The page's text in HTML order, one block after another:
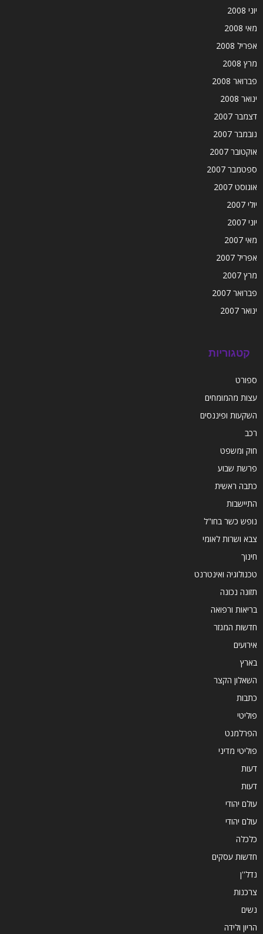
יוני 2008
מאי 2008
אפריל 2008
מרץ 2008
פברואר 2008
ינואר 2008
דצמבר 2007
נובמבר 2007
אוקטובר 2007
ספטמבר 2007
אוגוסט 2007
יולי 2007
יוני 2007
מאי 2007
אפריל 2007
מרץ 2007
פברואר 2007
ינואר 2007
קטגוריות
ספורט
עצות מהמומחים
השקעות ופיננסים
רכב
חוק ומשפט
פרשת שבוע
כתבה ראשית
התיישבות
נופש כשר בחו"ל
צבא ושרות לאומי
חינוך
טכנולוגיה ואינטרנט
תזונה נכונה
בריאות ורפואה
חדשות המגזר
אירועים
בארץ
השאלון הקצר
כתבות
פוליטי
הפרלמנט
פוליטי מדיני
דעות
דעות
עולם יהודי
עולם יהודי
כלכלה
חדשות עסקים
נדל''ן
צרכנות
נשים
הריון ולידה